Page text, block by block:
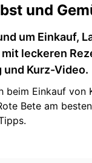
und
um Einkauf,
leckeren
und Kurz-Video.
beim Einkauf von
Bete am